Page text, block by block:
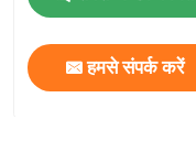
हमसे संपर्क करें